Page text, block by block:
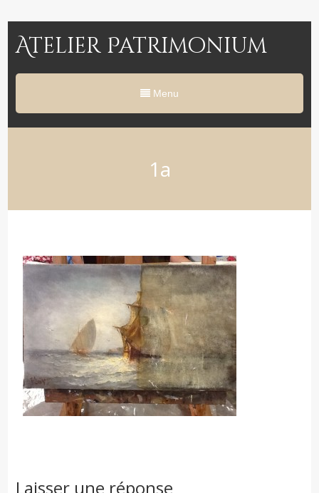
Atelier Patrimonium
Menu
1a
Laisser une réponse